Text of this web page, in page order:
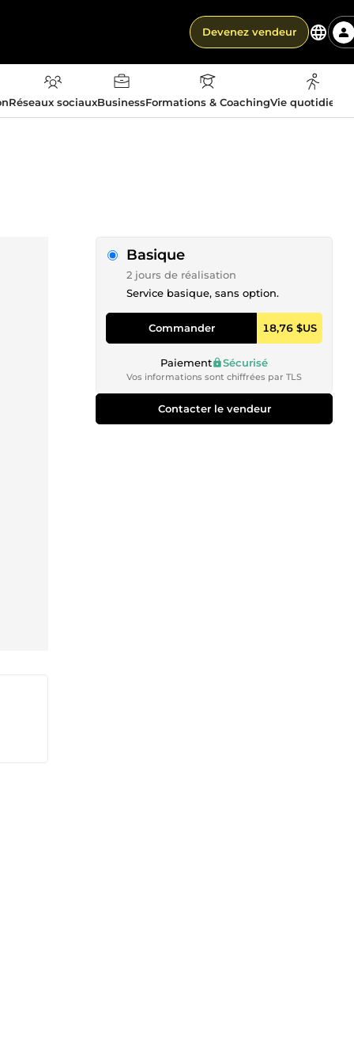
Devenez vendeur
Réseaux sociauxBusinessFormations & CoachingVie
Basique
2 jours de réalisation
Service basique, sans option.
Commander 18,76 $US
Paiement Sécurisé
Vos informations sont chiffrées par TLS
Contacter le vendeur